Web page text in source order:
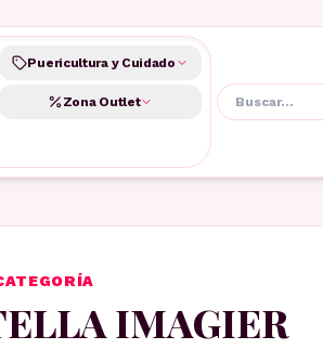
Puericultura y Cuidado
Zona Outlet
IMAGIER